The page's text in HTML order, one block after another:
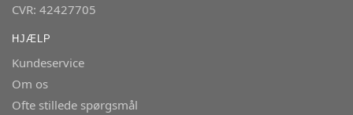
CVR: 42427705
HJÆLP
Kundeservice
Om os
Ofte stillede spørgsmål